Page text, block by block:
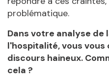
problématique.
Dans votre analyse de
l'hospitalité, vous
discours haineux.
cela ?